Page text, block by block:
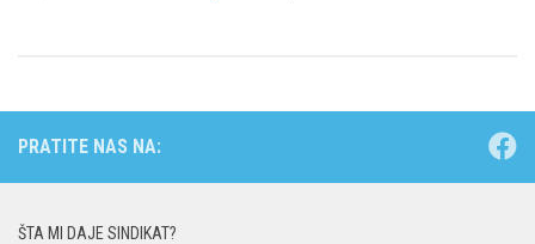
PRATITE NAS NA:
ŠTA MI DAJE SINDIKAT?